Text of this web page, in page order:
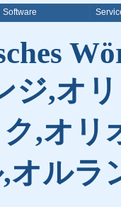
Software
ジ,オ
,オリ
オルラ